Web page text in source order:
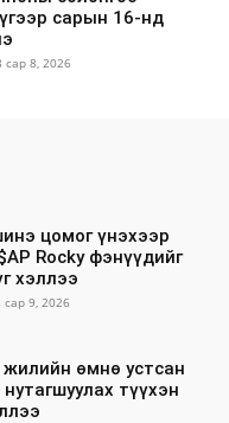
сарын 16-нд
сар 8, 2026
цомог үнэхээр
Rocky фэнүүдийг
хэллээ
сар 9, 2026
жилийн өмнө устсан
түүхэн